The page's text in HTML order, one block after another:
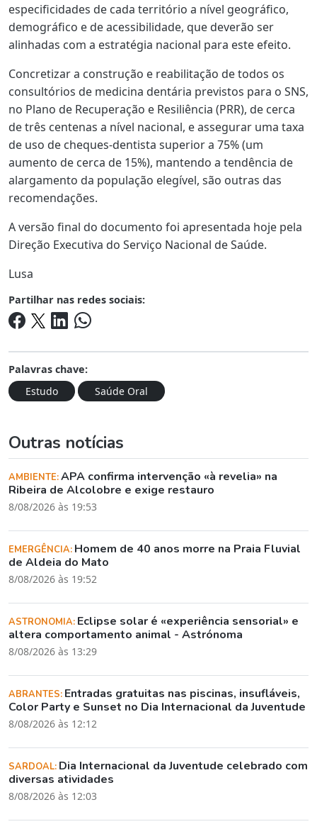
especificidades de cada território a nível geográfico,
demográfico e de acessibilidade, que deverão ser
alinhadas com a estratégia nacional para este efeito.
Concretizar a construção e reabilitação de todos os
consultórios de medicina dentária previstos para o SNS,
no Plano de Recuperação e Resiliência (PRR), de cerca
de três centenas a nível nacional, e assegurar uma taxa
de uso de cheques-dentista superior a 75% (um
aumento de cerca de 15%), mantendo a tendência de
alargamento da população elegível, são outras das
recomendações.
A versão final do documento foi apresentada hoje pela
Direção Executiva do Serviço Nacional de Saúde.
Lusa
Partilhar nas redes sociais:
Palavras chave:
Estudo
Saúde Oral
Outras notícias
AMBIENTE:APA confirma intervenção «à revelia» na
Ribeira de Alcolobre e exige restauro
8/08/2026 às 19:53
EMERGÊNCIA: Homem de 40 anos morre na Praia Fluvial
de Aldeia do Mato
8/08/2026 às 19:52
ASTRONOMIA: Eclipse solar é «experiência sensorial» e
altera comportamento animal - Astrónoma
8/08/2026 às 13:29
ABRANTES: Entradas gratuitas nas piscinas, insufláveis,
Color Party e Sunset no Dia Internacional da Juventude
8/08/2026 às 12:12
SARDOAL: Dia Internacional da Juventude celebrado com
diversas atividades
8/08/2026 às 12:03